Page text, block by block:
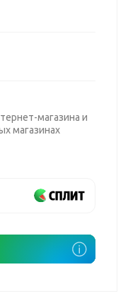
магазина и
магазинах